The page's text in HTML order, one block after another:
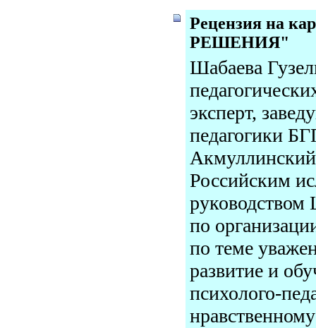
Рецензия на
РЕШЕНИЯ"
Шабаева
эксперт,
педагогики
Акмуллинский
Российским
руководством
по
по теме
развитие и
психолого-